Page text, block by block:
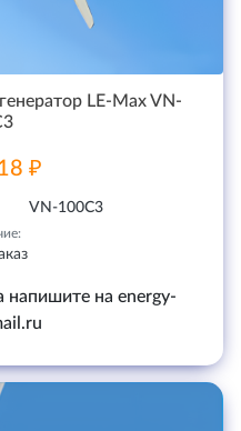
LE-Max VN-
₽
VN-100С3
напишите на energy-